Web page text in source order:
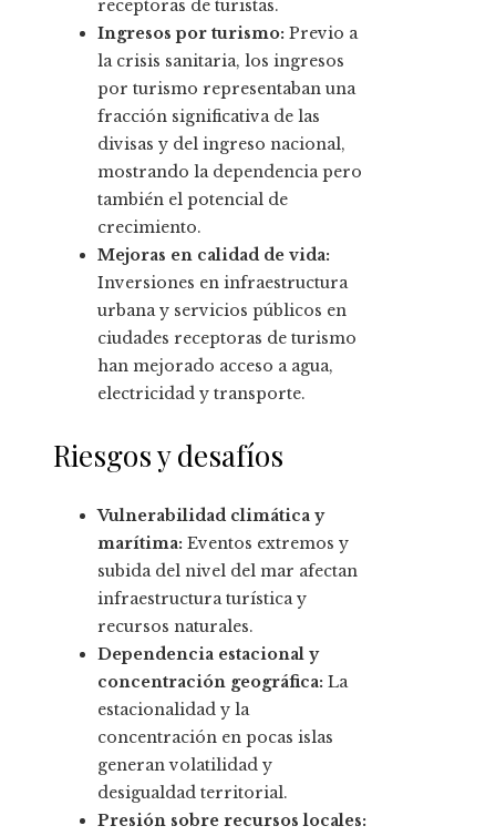
receptoras de turistas.
Ingresos por turismo: Previo a
la crisis sanitaria, los ingresos
por turismo representaban una
fracción significativa de las
divisas y del ingreso nacional,
mostrando la dependencia pero
también el potencial de
crecimiento.
Mejoras en calidad de vida:
Inversiones en infraestructura
urbana y servicios públicos en
ciudades receptoras de turismo
han mejorado acceso a agua,
electricidad y transporte.
Riesgos y desafíos
Vulnerabilidad climática y
marítima: Eventos extremos y
subida del nivel del mar afectan
infraestructura turística y
recursos naturales.
Dependencia estacional y
concentración geográfica: La
estacionalidad y la
concentración en pocas islas
generan volatilidad y
desigualdad territorial.
Presión sobre recursos locales: